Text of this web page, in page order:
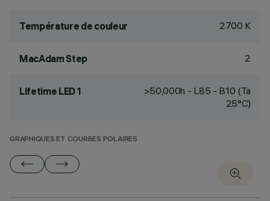
Température de couleur 2700 K
MacAdam Step 2
Lifetime LED 1
>50,000h - L85 - B10 (Ta
25°C)
GRAPHIQUES ET COURBES POLAIRES